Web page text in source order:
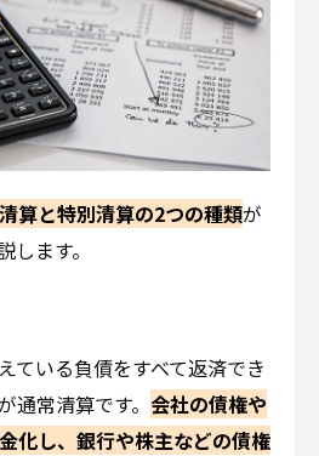
算と特別清算の2つの種類が
ます。
ている負債をすべて返済でき
通常清算です。 会社の債権や
化し、銀行や株主などの債権